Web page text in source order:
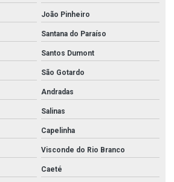
João Pinheiro
Santana do Paraíso
Santos Dumont
São Gotardo
Andradas
Salinas
Capelinha
Visconde do Rio Branco
Caeté